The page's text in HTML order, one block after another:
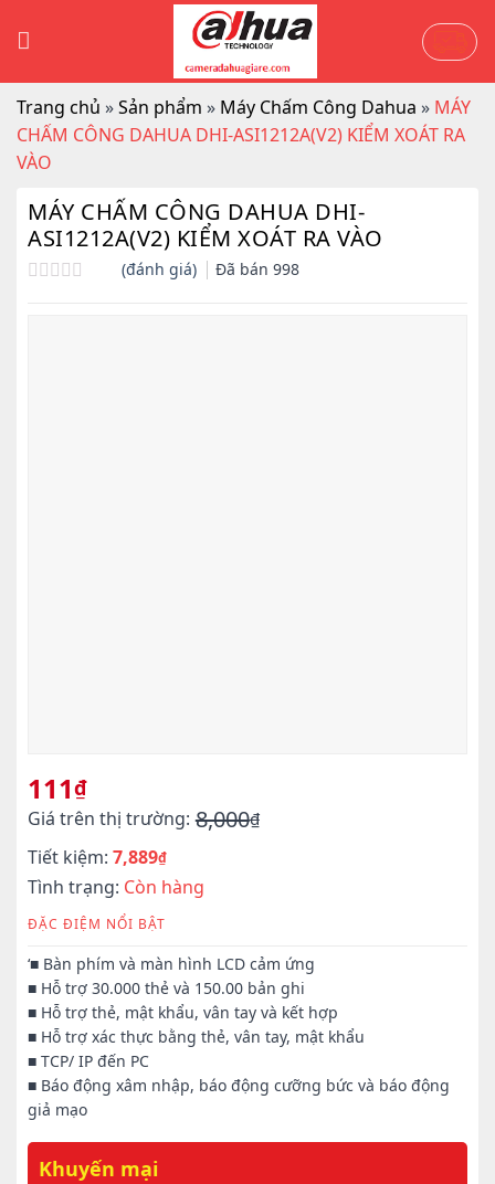
Trang chủ »Sản phẩm » Máy Chấm Công Dahua » MÁY
CHẤM CÔNG DAHUA DHI-ASI1212A(V2) KIỂM XOÁT RA
VÀO
MÁY CHẤM CÔNG DAHUA DHI-
ASI1212A(V2) KIỂM XOÁT RA VÀO
(đánh giá) Đã bán 998
8,000₫
gốc
là:
8,000₫.
111₫
hiện
tại
là:
111₫.
Giá trên thị trường:
Tiết kiệm: 7,889₫
Tình trạng: Còn hàng
ĐẶC ĐIỆM NỔI BẬT
‘■ Bàn phím và màn hình LCD cảm ứng
■ Hỗ trợ 30.000 thẻ và 150.00 bản ghi
■ Hỗ trợ thẻ, mật khẩu, vân tay và kết hợp
■ Hỗ trợ xác thực bằng thẻ, vân tay, mật khẩu
■ TCP/ IP đến PC
■ Báo động xâm nhập, báo động cưỡng bức và báo động
giả mạo
Khuyến mại